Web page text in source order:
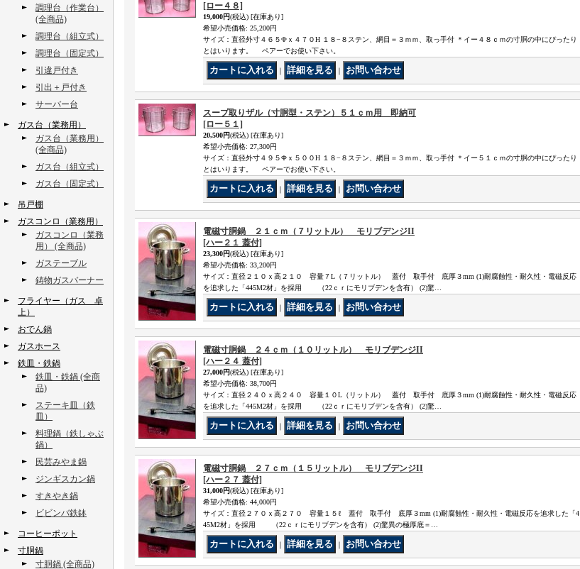
調理台（作業台）
(全商品)
調理台（組立式）
調理台（固定式）
引違戸付き
引出＋戸付き
サーバー台
ガス台（業務用）
ガス台（業務用）
(全商品)
ガス台（組立式）
ガス台（固定式）
吊戸棚
ガスコンロ（業務用）
ガスコンロ（業務
用） (全商品)
ガステーブル
鋳物ガスバーナー
フライヤー（ガス 卓
上）
おでん鍋
ガスホース
鉄皿・鉄鍋
鉄皿・鉄鍋 (全商
品)
ステーキ皿（鉄
皿）
料理鍋（鉄しゃぶ
鍋）
民芸みやま鍋
ジンギスカン鍋
すきやき鍋
ビビンバ鉄鉢
コーヒーポット
寸胴鍋
寸胴鍋 (全商品)
[ロー４８]
19,000円(税込) [在庫あり]
希望小売価格: 25,200円
サイズ：直径外寸４６５Фｘ４７０H １８−８ステン、網目＝３ｍｍ、取っ手付 ＊イー４８ｃｍの寸胴の中にぴったり
とはいります。 ペアーでお使い下さい。
｜ ｜
スープ取りザル（寸胴型・ステン）５１ｃｍ用 即納可
[ロー５１]
20,500円(税込) [在庫あり]
希望小売価格: 27,300円
サイズ：直径外寸４９５Фｘ５００H １８−８ステン、網目＝３ｍｍ、取っ手付 ＊イー５１ｃｍの寸胴の中にぴったり
とはいります。 ペアーでお使い下さい。
｜ ｜
電磁寸胴鍋 ２１ｃｍ（７リットル） モリブデンジII
[ハー２１ 蓋付]
23,300円(税込) [在庫あり]
希望小売価格: 33,200円
サイズ：直径２１０ｘ高２１０ 容量７L（７リットル） 蓋付 取手付 底厚３mm (1)耐腐蝕性・耐久性・電磁反応
を追求した「445M2材」を採用 （22ｃｒにモリブデンを含有） (2)驚…
｜ ｜
電磁寸胴鍋 ２４ｃｍ（１０リットル） モリブデンジII
[ハー２４ 蓋付]
27,000円(税込) [在庫あり]
希望小売価格: 38,700円
サイズ：直径２４０ｘ高２４０ 容量１０L（リットル） 蓋付 取手付 底厚３mm (1)耐腐蝕性・耐久性・電磁反応
を追求した「445M2材」を採用 （22ｃｒにモリブデンを含有） (2)驚…
｜ ｜
電磁寸胴鍋 ２７ｃｍ（１５リットル） モリブデンジII
[ハー２７ 蓋付]
31,000円(税込) [在庫あり]
希望小売価格: 44,000円
サイズ：直径２７０ｘ高２７０ 容量１５ℓ 蓋付 取手付 底厚３mm (1)耐腐蝕性・耐久性・電磁反応を追求した「4
45M2材」を採用 （22ｃｒにモリブデンを含有） (2)驚異の極厚底＝…
｜ ｜